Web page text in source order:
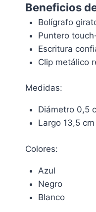
Beneficios
Bolígrafo
Puntero
Escritura
Clip metálico
Medidas:
Diámetro 0,5
Largo 13,5 cm
Colores:
Azul
Negro
Blanco